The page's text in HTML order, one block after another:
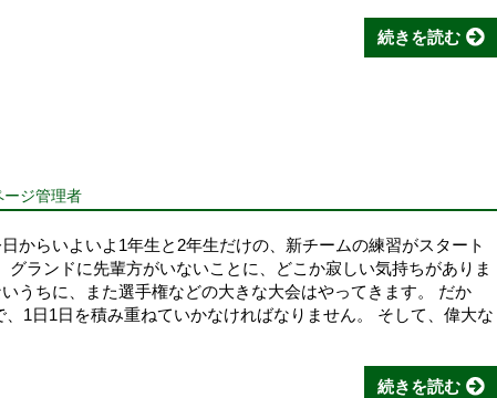
続きを読む
ジ管理者
からいよいよ1年生と2年生だけの、新チームの練習がスタート
グランドに先輩方がいないことに、どこか寂しい気持ちがありま
うちに、また選手権などの大きな大会はやってきます。 だか
1日1日を積み重ねていかなければなりません。 そして、偉大な
続きを読む